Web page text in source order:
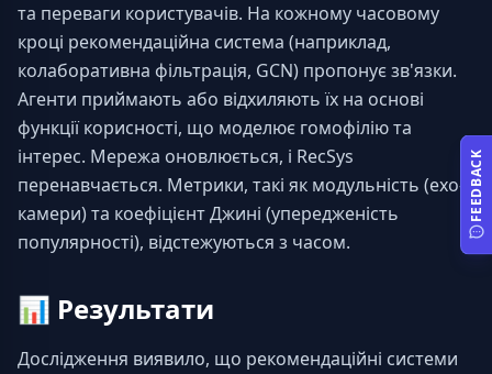
та переваги користувачів. На кожному часовому
кроці рекомендаційна система (наприклад,
колаборативна фільтрація, GCN) пропонує зв'язки.
Агенти приймають або відхиляють їх на основі
функції корисності, що моделює гомофілію та
інтерес. Мережа оновлюється, і RecSys
перенавчається. Метрики, такі як модульність (ехо-
камери) та коефіцієнт Джині (упередженість
популярності), відстежуються з часом.
📊 Результати
Дослідження виявило, що рекомендаційні системи
FEEDBACK